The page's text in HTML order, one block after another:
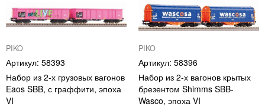
PIKO
58393
Набор из 2-х грузовых вагонов
Eaos SBB, с граффити, эпоха
VI
PIKO
58396
Набор из 2-х вагонов крытых
брезентом Shimms SBB-
Wasco, эпоха VI